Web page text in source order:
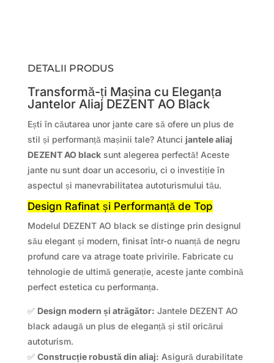
DETALII PRODUS
Transformă-ți Mașina cu Eleganța
Jantelor Aliaj DEZENT AO Black
Ești în căutarea unor jante care să ofere un plus de
stil și performanță mașinii tale? Atunci jantele aliaj
DEZENT AO blacksunt alegerea perfectă! Aceste
jante nu sunt doar un accesoriu, ci o investiție în
aspectul și manevrabilitatea autoturismului tău.
Design Rafinat și Performanță de Top
Modelul DEZENT AO black se distinge prin designul
său elegant și modern, finisat într-o nuanță de negru
profund care va atrage toate privirile. Fabricate cu
tehnologie de ultimă generație, aceste jante combină
perfect estetica cu performanța.
✅ Design modern și atrăgător: Jantele DEZENT AO
black adaugă un plus de eleganță și stil oricărui
autoturism.
✅ Construcție robustă din aliaj: Asigură durabilitate